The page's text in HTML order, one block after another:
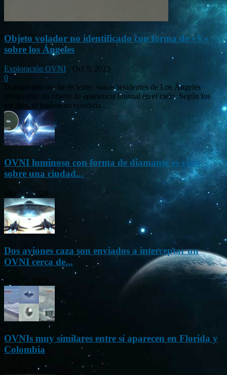
Objeto volador no identificado con forma de «V»
sobre los Ángeles
Exploración OVNI - Oct 5, 2025
0
Durante una noche reciente, varios residentes de Los Ángeles
observaron un objeto de apariencia inusual en el cielo. Según los
testigos, el fenómeno consistía...
OVNI luminoso con forma de diamante es visto
sobre una ciudad...
Mar 31, 2024
Dos aviones caza son enviados a interceptar un
OVNI cerca de...
OVNIs muy similares entre sí aparecen en Florida y
Colombia
Oct 23, 2023